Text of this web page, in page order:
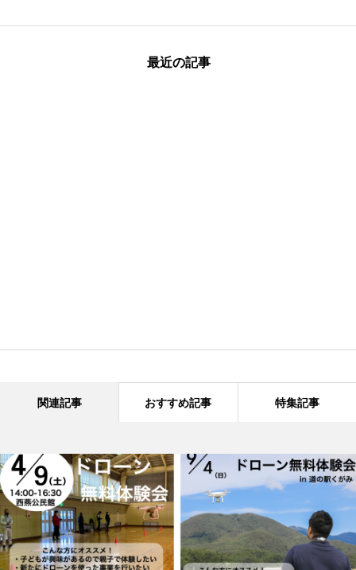
最近の記事
関連記事 おすすめ記事 特集記事